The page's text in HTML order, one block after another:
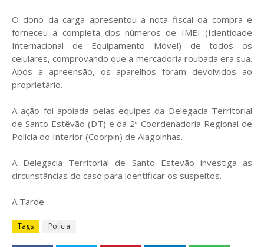
O dono da carga apresentou a nota fiscal da compra e
forneceu a completa dos números de IMEI (Identidade
Internacional de Equipamento Móvel) de todos os
celulares, comprovando que a mercadoria roubada era sua.
Após a apreensão, os aparelhos foram devolvidos ao
proprietário.
A ação foi apoiada pelas equipes da Delegacia Territorial
de Santo Estêvão (DT) e da 2ª Coordenadoria Regional de
Polícia do Interior (Coorpin) de Alagoinhas.
A Delegacia Territorial de Santo Estevão investiga as
circunstâncias do caso para identificar os suspeitos.
A Tarde
Tags Polícia